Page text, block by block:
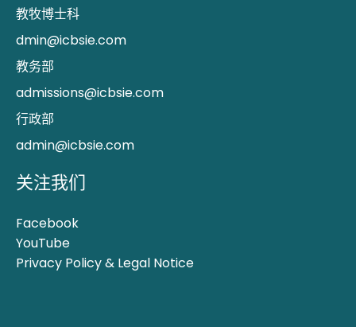
教牧博士科
dmin@icbsie.com
教务部
admissions@icbsie.com
行政部
admin@icbsie.com
关注我们
Facebook
YouTube
Privacy Policy & Legal Notice